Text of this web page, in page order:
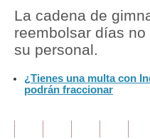
Política
Tu Dinero
Finanzas Personales
Inmobiliarias
La cadena de
reembolsar días
su personal.
¿Tienes una multa con
podrán fraccionar